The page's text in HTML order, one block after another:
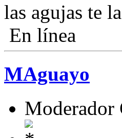
las agujas te
En línea
MAguayo
Moderador